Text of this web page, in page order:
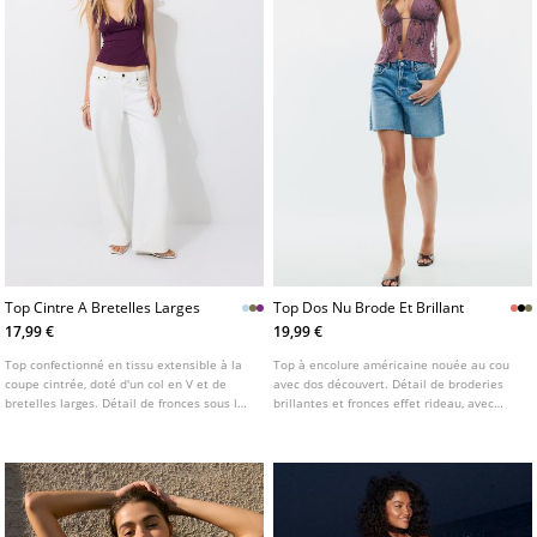
Top Cintre A Bretelles Larges
17,99 €
Top confectionné en tissu extensible à la
coupe cintrée, doté d'un col en V et de
bretelles larges. Détail de fronces sous la
Top Dos Nu Brode Et Brillant
19,99 €
Top à encolure américaine nouée au cou
avec dos découvert. Détail de broderies
brillantes et fronces effet rideau, avec